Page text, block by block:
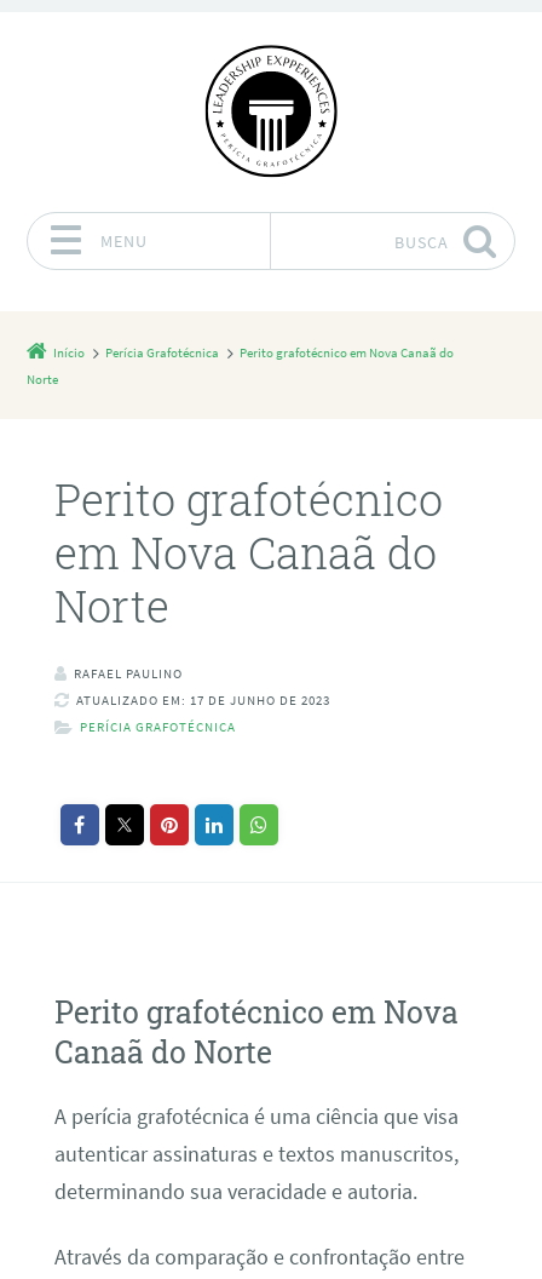
MENU BUSCA
Início Perícia Grafotécnica
Perito grafotécnico em Nova Canaã do
Norte
Perito grafotécnico
em Nova Canaã do
Norte
RAFAEL PAULINO
ATUALIZADO EM: 17 DE JUNHO DE 2023
PERÍCIA GRAFOTÉCNICA
Perito grafotécnico em Nova
Canaã do Norte
A perícia grafotécnica é uma ciência que visa
autenticar assinaturas e textos manuscritos,
determinando sua veracidade e autoria.
Através da comparação e confrontação entre